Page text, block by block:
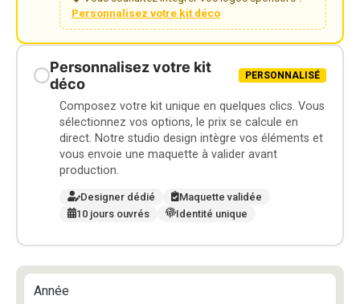
Personnalisez votre kit déco
Personnalisez votre kit
déco
PERSONNALISÉ
Composez votre kit unique en quelques clics. Vous
sélectionnez vos options, le prix se calcule en
direct. Notre studio design intègre vos éléments et
vous envoie une maquette à valider avant
production.
Designer dédié
Maquette validée
10 jours ouvrés
Identité unique
Année